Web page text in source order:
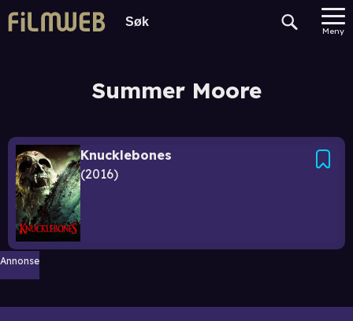
Meny
Summer Moore
Knucklebones
2016
Annonse